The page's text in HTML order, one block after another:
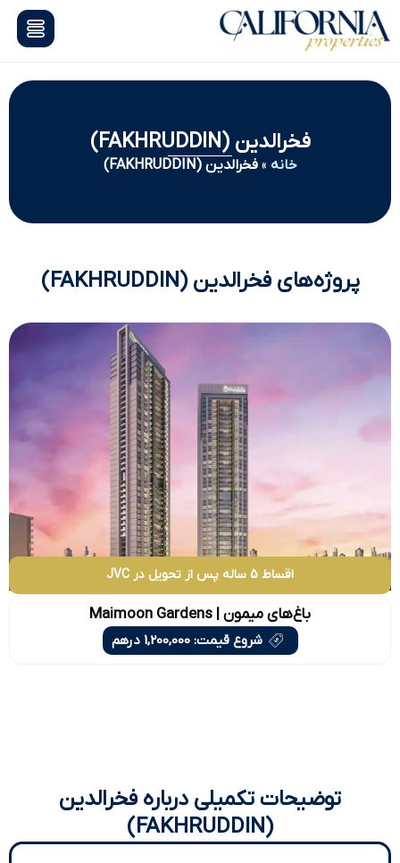
فخرالدین (FAKHRUDDIN)
خانه »فخرالدین (FAKHRUDDIN)
پروژه‌های فخرالدین (FAKHRUDDIN)
اقساط 5 ساله پس از تحویل در JVC
باغ‌های میمون | Maimoon Gardens
شروع قیمت: 1,200,000 درهم
توضیحات تکمیلی درباره فخرالدین
(FAKHRUDDIN)